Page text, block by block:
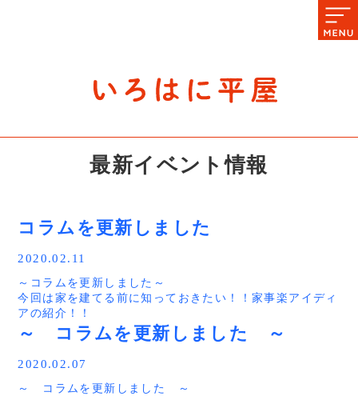
最新イベント情報
コラムを更新しました
2020.02.11
～コラムを更新しました～
今回は家を建てる前に知っておきたい！！家事楽アイディ
アの紹介！！
新しい家では、家事を楽にしたい！掃除を楽にしたい！
そして、出来た時間で好きな事をしたい。って、家族には
～ コラムを更新しました ～
2020.02.07
～ コラムを更新しました ～